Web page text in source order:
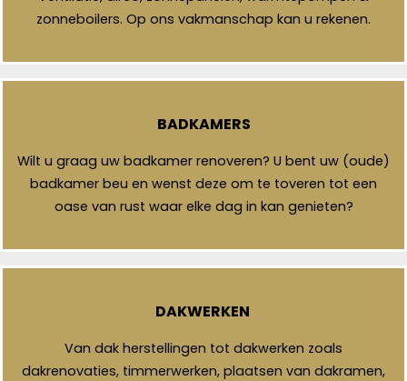
zonneboilers. Op ons vakmanschap kan u rekenen.
BADKAMERS
Wilt u graag uw badkamer renoveren? U bent uw (oude)
badkamer beu en wenst deze om te toveren tot een
oase van rust waar elke dag in kan genieten?
DAKWERKEN
Van dak herstellingen tot dakwerken zoals
dakrenovaties, timmerwerken, plaatsen van dakramen,